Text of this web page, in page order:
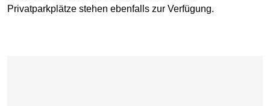
Privatparkplätze stehen ebenfalls zur Verfügung.